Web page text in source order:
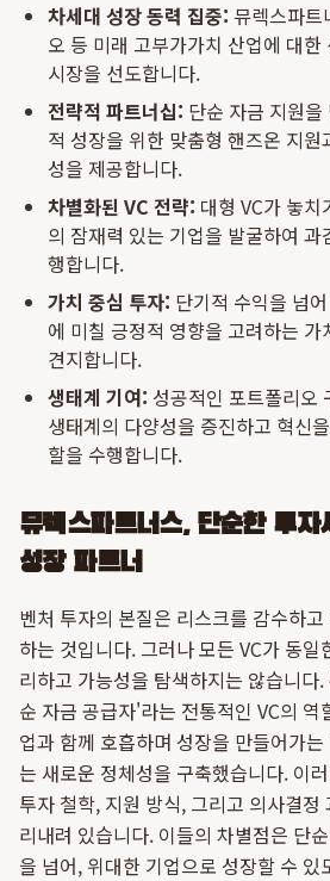
차세대 성장 동력 집중: 뮤렉스파트
오 등 미래 고부가가치 산업에 대한
시장을 선도합니다.
전략적 파트너십: 단순 자금 지원
적 성장을 위한 맞춤형 핸즈온 지
성을 제공합니다.
차별화된 VC 전략: 대형 VC가 놓
의 잠재력 있는 기업을 발굴하여
행합니다.
가치 중심 투자: 단기적 수익을 넘
에 미칠 긍정적 영향을 고려하는
견지합니다.
생태계 기여: 성공적인 포트폴리오
생태계의 다양성을 증진하고 혁신
할을 수행합니다.
뮤렉스파트너스, 단순한 투자
성장 파트너
벤처 투자의 본질은 리스크를 감수하
하는 것입니다. 그러나 모든 VC가 동
리하고 가능성을 탐색하지는 않습니다.
순 자금 공급자'라는 전통적인 VC의 역
업과 함께 호흡하며 성장을 만들어가
는 새로운 정체성을 구축했습니다. 이
투자 철학, 지원 방식, 그리고 의사결정
리내려 있습니다. 이들의 차별점은 단
을 넘어, 위대한 기업으로 성장할 수